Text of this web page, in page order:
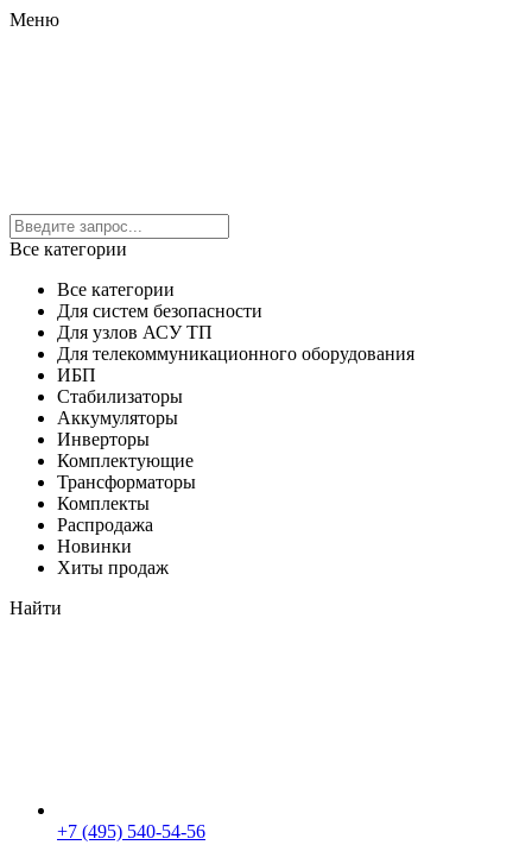
Меню
Все категории
Все категории
Для систем безопасности
Для узлов АСУ ТП
Для телекоммуникационного оборудования
ИБП
Стабилизаторы
Аккумуляторы
Инверторы
Комплектующие
Трансформаторы
Комплекты
Распродажа
Новинки
Хиты продаж
Найти
+7 (495) 540-54-56